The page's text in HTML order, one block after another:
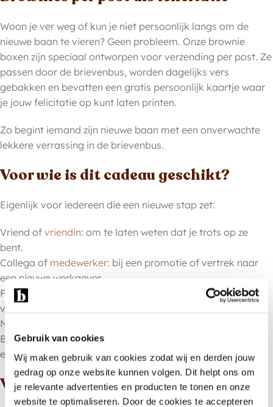
Gebruik van cookies
Wij maken gebruik van cookies zodat wij en derden jouw
gedrag op onze website kunnen volgen. Dit helpt ons om
je relevante advertenties en producten te tonen en onze
website te optimaliseren. Door de cookies te accepteren
Woon je ver weg of kun je niet persoonlijk langs om de
nieuwe baan te vieren? Geen probleem. Onze brownie
boxen zijn speciaal ontworpen voor verzending per post. Ze
passen door de brievenbus, worden dagelijks vers
gebakken en bevatten een gratis persoonlijk kaartje waar
je jouw felicitatie op kunt laten printen.
Zo begint iemand zijn nieuwe baan met een onverwachte
lekkere verrassing in de brievenbus.
Voor wie is dit cadeau geschikt?
Eigenlijk voor iedereen die een nieuwe stap zet:
Vriend of vriendin: om te laten weten dat je trots op ze
bent.
Collega of medewerker: bij een promotie of vertrek naar
een nieuwe werkgever.
Familielid: als steuntje in de rug bij een spannende
verandering.
Nieuwe collega: als vrolijk welkom binnen het team.
Brownies breken makkelijk het ijs en laten de ontvanger
even genieten in een spannende periode.
Wat schrijf je op het kaartje?